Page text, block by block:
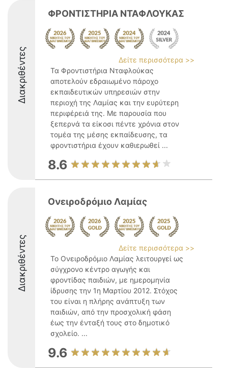
Διακριθέντες
ΦΡΟΝΤΙΣΤΗΡΙΑ ΝΤΑΦΛΟΥΚΑΣ
Δείτε περισσότερα >>
Τα Φροντιστήρια Νταφλούκας
αποτελούν εδραιωμένο πάροχο
εκπαιδευτικών υπηρεσιών στην
περιοχή της Λαμίας και την ευρύτερη
περιφέρειά της. Με παρουσία που
ξεπερνά τα είκοσι πέντε χρόνια στον
τομέα της μέσης εκπαίδευσης, τα
φροντιστήρια έχουν καθιερωθεί ...
8.6
Διακριθέντες
Ονειροδρόμιο Λαμίας
Δείτε περισσότερα >>
Το Ονειροδρόμιο Λαμίας λειτουργεί ως
σύγχρονο κέντρο αγωγής και
φροντίδας παιδιών, με ημερομηνία
ίδρυσης την 1η Μαρτίου 2012. Στόχος
του είναι η πλήρης ανάπτυξη των
παιδιών, από την προσχολική φάση
έως την ένταξή τους στο δημοτικό
σχολείο. ...
9.6